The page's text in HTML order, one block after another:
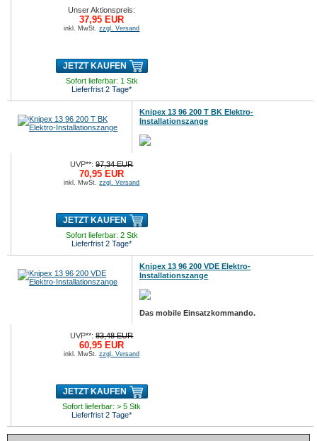
Unser Aktionspreis:
37,95 EUR
inkl. MwSt.zzgl. Versand
JETZT KAUFEN
Sofort lieferbar: 1 Stk
Lieferfrist 2 Tage*
Knipex 13 96 200 T BK Elektro-
Installationszange
UVP**:97,34 EUR
70,95 EUR
inkl. MwSt.zzgl. Versand
JETZT KAUFEN
Sofort lieferbar: 2 Stk
Lieferfrist 2 Tage*
Knipex 13 96 200 VDE Elektro-
Installationszange
Das mobile Einsatzkommando.
UVP**:83,48 EUR
60,95 EUR
inkl. MwSt.zzgl. Versand
JETZT KAUFEN
Sofort lieferbar: > 5 Stk
Lieferfrist 2 Tage*